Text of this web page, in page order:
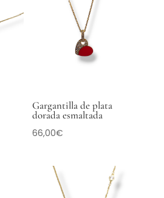
Gargantilla de plata
dorada esmaltada
66,00€